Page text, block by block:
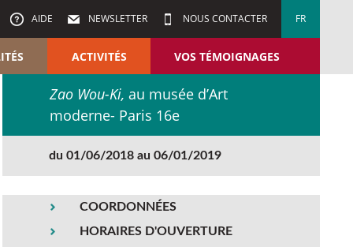
AIDE NEWSLETTER NOUS CONTACTER FR
ACTIVITÉS VOS TÉMOIGNAGES
Zao Wou-Ki, au musée d’Art
moderne- Paris 16e
du 01/06/2018 au 06/01/2019
COORDONNÉES
HORAIRES D'OUVERTURE